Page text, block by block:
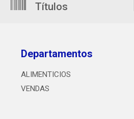
Títulos
Departamentos
ALIMENTICIOS
VENDAS